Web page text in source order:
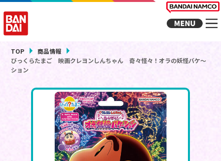
TOP
商品情報
びっくらたまご 映画クレヨンしんちゃん 奇々怪々！オラの妖怪バケ～
ション